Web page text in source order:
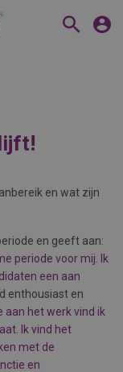
en wat zijn
en geeft aan:
periode voor mij. Ik
een aan
enthousiast en
aan het werk vind ik
Ik vind het
met de
en